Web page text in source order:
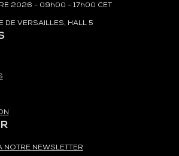
2026 - 09h00 - 17h00 CET
DE VERSAILLES, HALL 5
NEWSLETTER